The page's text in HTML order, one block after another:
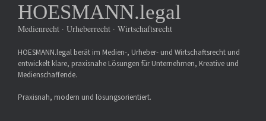
HOESMANN.legal
Medienrecht · Urheberrecht · Wirtschaftsrecht
HOESMANN.legal berät im Medien-, Urheber- und Wirtschaftsrecht und
entwickelt klare, praxisnahe Lösungen für Unternehmen, Kreative und
Medienschaffende.
Praxisnah, modern und lösungsorientiert.